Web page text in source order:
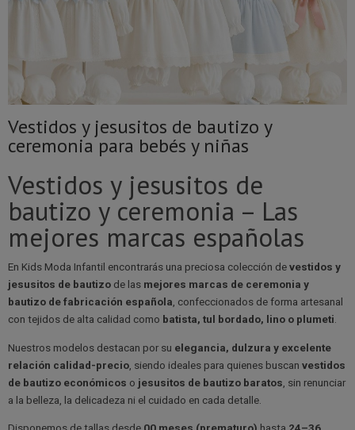
Vestidos y jesusitos de bautizo y
ceremonia para bebés y niñas
Vestidos y jesusitos de
bautizo y ceremonia – Las
mejores marcas españolas
En Kids Moda Infantil encontrarás una preciosa colección devestidos y
jesusitos de bautizo de las mejores marcas de ceremonia y
bautizo de fabricación española, confeccionados de forma artesanal
con tejidos de alta calidad como batista, tul bordado, lino o plumeti.
Nuestros modelos destacan por su elegancia, dulzura y excelente
relación calidad-precio , siendo ideales para quienes buscan vestidos
de bautizo económicos o jesusitos de bautizo baratos , sin renunciar
a la belleza, la delicadeza ni el cuidado en cada detalle.